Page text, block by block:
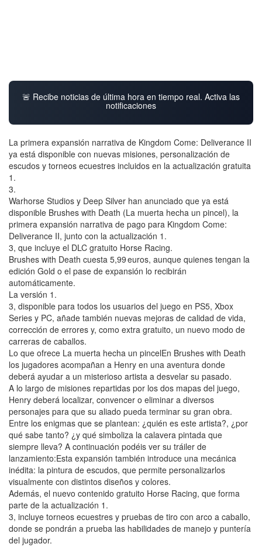
🚨 Recibe noticias de última hora en tiempo real. Activa las
notificaciones
La primera expansión narrativa de Kingdom Come: Deliverance II
ya está disponible con nuevas misiones, personalización de
escudos y torneos ecuestres incluidos en la actualización gratuita
1.
3.
Warhorse Studios y Deep Silver han anunciado que ya está
disponible Brushes with Death (La muerta hecha un pincel), la
primera expansión narrativa de pago para Kingdom Come:
Deliverance II, junto con la actualización 1.
3, que incluye el DLC gratuito Horse Racing.
Brushes with Death cuesta 5,99 euros, aunque quienes tengan la
edición Gold o el pase de expansión lo recibirán
automáticamente.
La versión 1.
3, disponible para todos los usuarios del juego en PS5, Xbox
Series y PC, añade también nuevas mejoras de calidad de vida,
corrección de errores y, como extra gratuito, un nuevo modo de
carreras de caballos.
Lo que ofrece La muerta hecha un pincelEn Brushes with Death
los jugadores acompañan a Henry en una aventura donde
deberá ayudar a un misterioso artista a desvelar su pasado.
A lo largo de misiones repartidas por los dos mapas del juego,
Henry deberá localizar, convencer o eliminar a diversos
personajes para que su aliado pueda terminar su gran obra.
Entre los enigmas que se plantean: ¿quién es este artista?, ¿por
qué sabe tanto? ¿y qué simboliza la calavera pintada que
siempre lleva? A continuación podéis ver su tráiler de
lanzamiento:Esta expansión también introduce una mecánica
inédita: la pintura de escudos, que permite personalizarlos
visualmente con distintos diseños y colores.
Además, el nuevo contenido gratuito Horse Racing, que forma
parte de la actualización 1.
3, incluye torneos ecuestres y pruebas de tiro con arco a caballo,
donde se pondrán a prueba las habilidades de manejo y puntería
del jugador.